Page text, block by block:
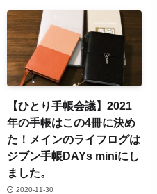
【ひとり手帳会議】2021
年の手帳はこの4冊に決め
た！メインのライフログは
ジブン手帳DAYs miniにし
ました。
2020-11-30